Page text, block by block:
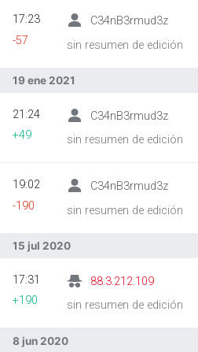
C34nB3rmud3z
sin resumen de edición
17:23
-57
19 ene 2021
C34nB3rmud3z
sin resumen de edición
21:24
+49
C34nB3rmud3z
sin resumen de edición
19:02
-190
15 jul 2020
88.3.212.109
sin resumen de edición
17:31
+190
8 jun 2020